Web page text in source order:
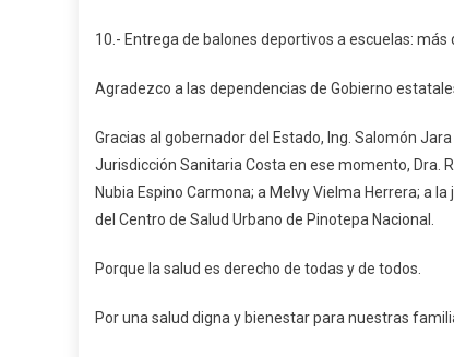
10.- Entrega de balones deportivos a escuelas:
Agradezco a las dependencias de Gobierno
Gracias al gobernador del Estado, Ing. Salomón
Jurisdicción Sanitaria Costa en ese momento, Dra.
Nubia Espino Carmona; a Melvy Vielma Herrera; a
del Centro de Salud Urbano de Pinotepa Nacional.
Porque la salud es derecho de todas y de todos.
Por una salud digna y bienestar para nuestras